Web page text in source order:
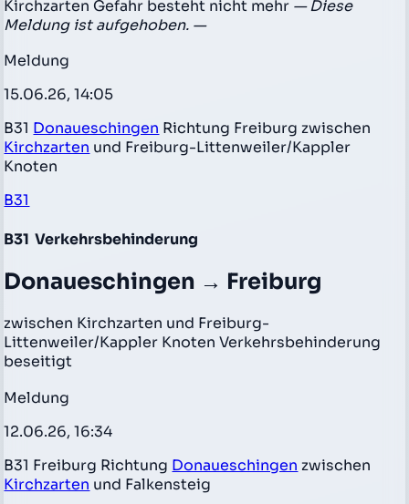
Kirchzarten Gefahr besteht nicht mehr — Diese
Meldung ist aufgehoben. —
Meldung
15.06.26, 14:05
B31 Donaueschingen Richtung Freiburg zwischen
Kirchzarten und Freiburg-Littenweiler/Kappler
Knoten
B31
B31 Verkehrsbehinderung
Donaueschingen → Freiburg
zwischen Kirchzarten und Freiburg-
Littenweiler/Kappler Knoten Verkehrsbehinderung
beseitigt
Meldung
12.06.26, 16:34
B31 Freiburg Richtung Donaueschingen zwischen
Kirchzarten und Falkensteig